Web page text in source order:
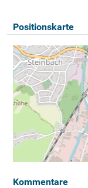
Positionskarte
Kommentare